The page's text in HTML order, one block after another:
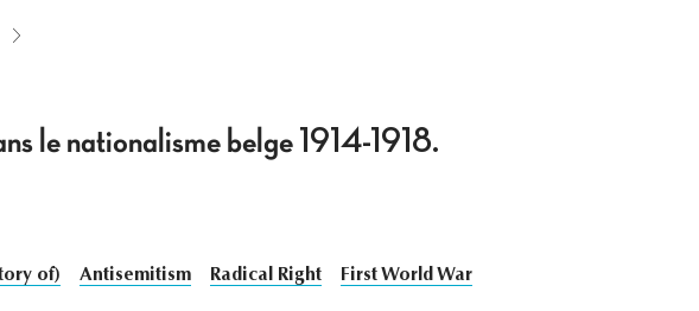
le nationalisme belge 1914-1918.
of) Antisemitism Radical Right First World War